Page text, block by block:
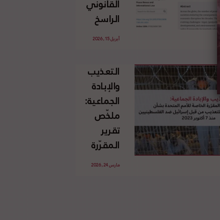
الإسرائيلي
غير
القانوني
الفلسطينية
القانوني
الراسخ
للاجئين
وحقهم
في العودة
بموجب
القانون
الدولي
أبريل 15, 2026
التعذيب
والإبادة
الجماعية:
ملخّص
تقرير
المقرّرة
الخاصة
مارس 24, 2026